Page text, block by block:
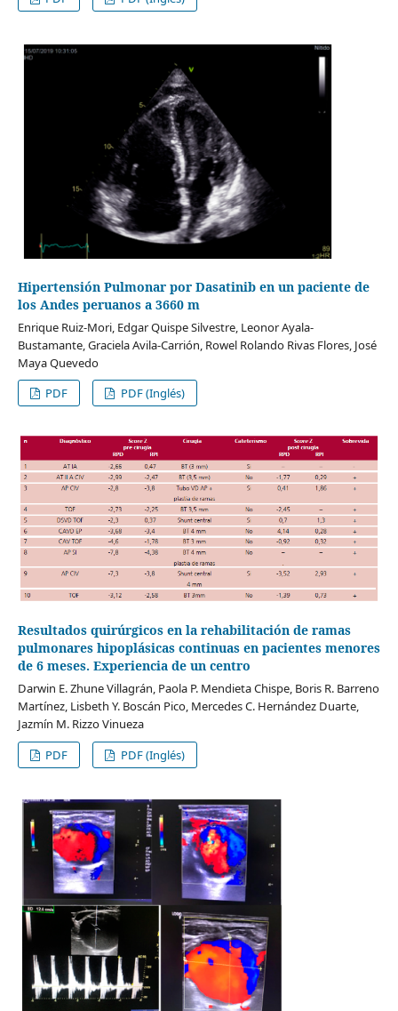
Hipertensión Pulmonar por Dasatinib en un paciente de
los Andes peruanos a 3660 m
Enrique Ruiz-Mori, Edgar Quispe Silvestre, Leonor Ayala-
Bustamante, Graciela Avila-Carrión, Rowel Rolando Rivas Flores, José
Maya Quevedo
PDF
PDF (Inglés)
Resultados quirúrgicos en la rehabilitación de ramas
pulmonares hipoplásicas continuas en pacientes menores
de 6 meses. Experiencia de un centro
Darwin E. Zhune Villagrán, Paola P. Mendieta Chispe, Boris R. Barreno
Martínez, Lisbeth Y. Boscán Pico, Mercedes C. Hernández Duarte,
Jazmín M. Rizzo Vinueza
PDF
PDF (Inglés)